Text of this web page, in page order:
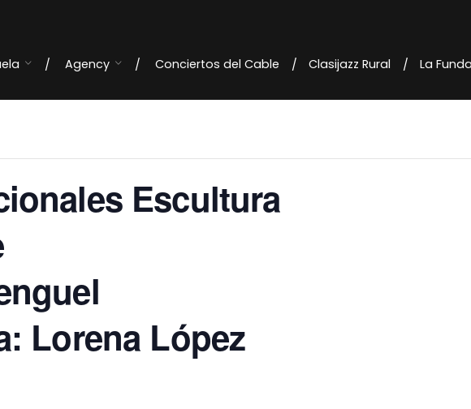
Agency Conciertos del Cable Clasijazz Rural La
Escultura
Lorena López